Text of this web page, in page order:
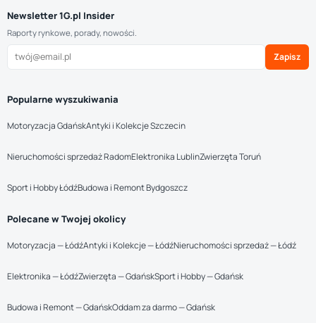
Newsletter 1G.pl Insider
Raporty rynkowe, porady, nowości.
Zapisz
Popularne wyszukiwania
Motoryzacja GdańskAntyki i Kolekcje Szczecin
Nieruchomości sprzedaż RadomElektronika LublinZwierzęta Toruń
Sport i Hobby ŁódźBudowa i Remont Bydgoszcz
Polecane w Twojej okolicy
Motoryzacja — ŁódźAntyki i Kolekcje — ŁódźNieruchomości sprzedaż — Łódź
Elektronika — ŁódźZwierzęta — GdańskSport i Hobby — Gdańsk
Budowa i Remont — GdańskOddam za darmo — Gdańsk